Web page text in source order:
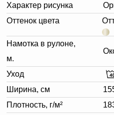
Характер рисунка
Оттенок цвета
Намотка в рулоне,
м.
Уход
Ширина, см
Плотность, г/м²